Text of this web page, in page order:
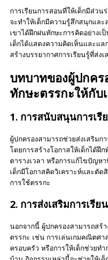
การเรียนการสอนที่ให้เด็กมีส่ว
จะทำให้เด็กมีความรู้สึกสนุกแล
เขาได้ฝึกฝนทักษะการคิดอย่างเ
เด็กได้แสดงความคิดเห็นและแล
สร้างบรรยากาศการเรียนรู้ที่ส่ง
บทบาทของผู้ปกคร
ทักษะตรรกะให้กับ
1. การสนับสนุนการเรี
ผู้ปกครองสามารถช่วยส่งเสริมก
โดยการสร้างโอกาสให้เด็กได้ฝึ
ตารางเวลา หรือการแก้ไขปัญห
เด็กมีโอกาสคิดวิเคราะห์และตัด
การใช้ตรรกะ
2. การส่งเสริมการเรีย
นอกจากนี้ ผู้ปกครองสามารถสร้
ตรรกะ เช่น การเล่นเกมคณิตศ
ครอบครัว หรือการให้เด็กช่วยท